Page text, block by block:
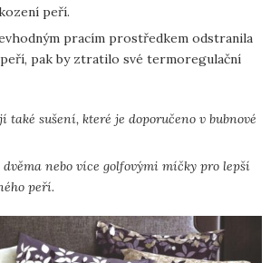
peří.
pracím prostředkem odstranila
pak by ztratilo své termoregulační
také sušení, které je doporučeno v bubnové
dvěma nebo více golfovými míčky pro lepší
peří.